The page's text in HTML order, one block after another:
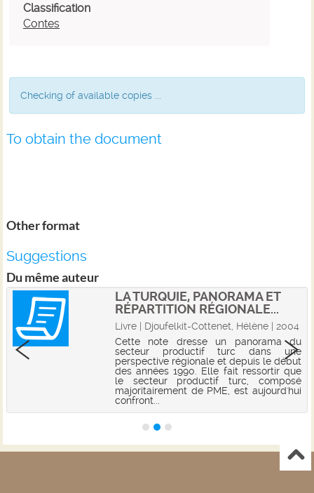
Classification
Contes
Checking of available copies ...
To obtain the document
Other format
Suggestions
Du même auteur
LA TURQUIE, PANORAMA ET
RÉPARTITION RÉGIONALE...
Livre | Djoufelkit-Cottenet, Hélène | 2004
Cette note dresse un panorama du
secteur productif turc dans une
perspective régionale et depuis le début
des années 1990. Elle fait ressortir que
le secteur productif turc, composé
majoritairement de PME, est aujourd'hui
confront...